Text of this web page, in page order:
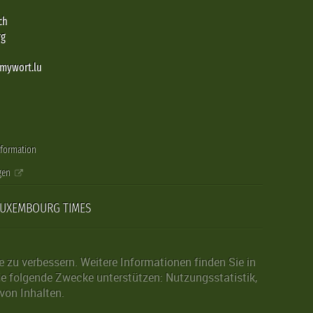
TIMES
verbessern. Weitere Informationen finden Sie in
folgende Zwecke unterstützen: Nutzungsstatistik,
Inhalten.